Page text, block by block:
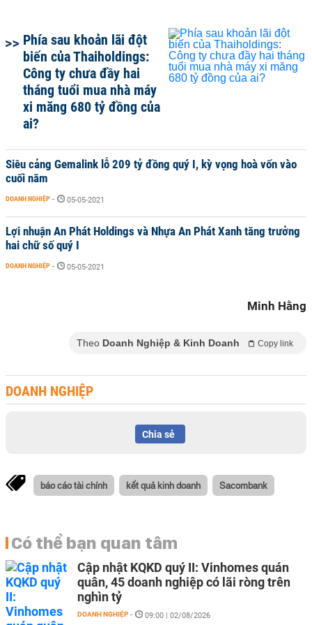
Phía sau khoản lãi đột
biến của Thaiholdings:
Công ty chưa đầy hai
tháng tuổi mua nhà máy
xi măng 680 tỷ đồng của
ai?
Siêu cảng Gemalink lỗ 209 tỷ đồng quý I, kỳ vọng hoà vốn vào
cuối năm
DOANH NGHIỆP - 05-05-2021
Lợi nhuận An Phát Holdings và Nhựa An Phát Xanh tăng trưởng
hai chữ số quý I
DOANH NGHIỆP - 05-05-2021
Minh Hằng
Theo Doanh Nghiệp & Kinh Doanh Copy link
DOANH NGHIỆP
Chia sẻ
báo cáo tài chính kết quả kinh doanh Sacombank
Có thể bạn quan tâm
Cập nhật KQKD quý II: Vinhomes quán
quân, 45 doanh nghiệp có lãi ròng trên
nghìn tỷ
DOANH NGHIỆP - 09:00 | 02/08/2026